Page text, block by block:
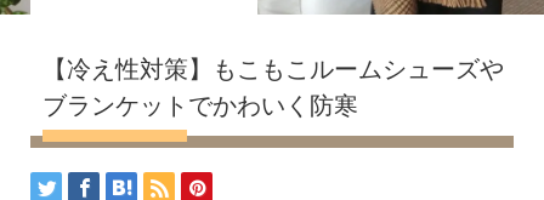
【冷え性対策】もこもこルームシューズや
ブランケットでかわいく防寒